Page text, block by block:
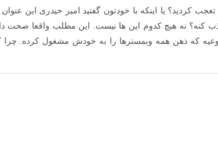
تعجب کردید؟ یا اینکه با خودتون گفتید امیر حیدری این
کنه؟ نه هیچ کدوم این ها نیست. این مطلب واقعا صحت
که ذهن همه وبمسترها را به خودش مشغول کرده. چرا